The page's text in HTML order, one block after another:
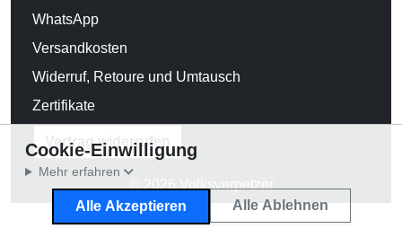
WhatsApp
Versandkosten
Widerruf, Retoure und Umtausch
Zertifikate
Vertrag widerrufen
© 2026 Volksverpetzer
Cookie-Einwilligung
Mehr erfahren
Alle Akzeptieren Alle Ablehnen